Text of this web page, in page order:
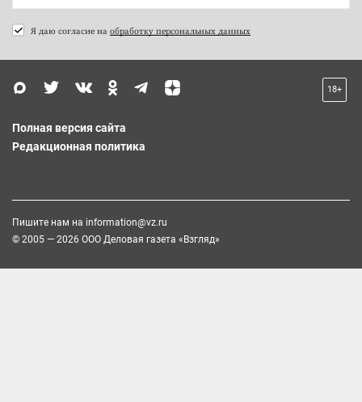
Я даю согласие на обработку персональных данных
18+
Полная версия сайта
Редакционная политика
Пишите нам на information@vz.ru
© 2005 — 2026 ООО Деловая газета «Взгляд»